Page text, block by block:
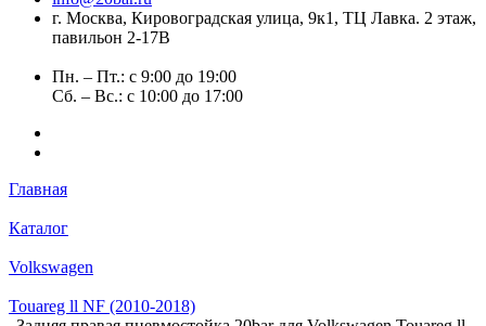
г. Москва, Кировоградская улица, 9к1, ТЦ Лавка. 2 этаж,
павильон 2-17В
Пн. – Пт.: с 9:00 до 19:00
Сб. – Вс.: с 10:00 до 17:00
Главная
Каталог
Volkswagen
Touareg ll NF (2010-2018)